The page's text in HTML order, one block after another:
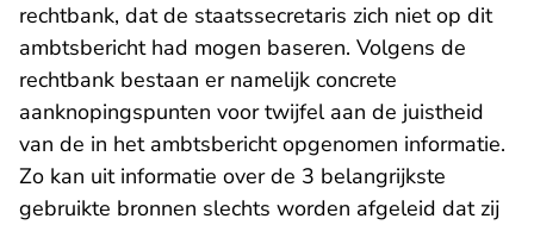
rechtbank, dat de staatssecretaris zich niet op dit
ambtsbericht had mogen baseren. Volgens de
rechtbank bestaan er namelijk concrete
aanknopingspunten voor twijfel aan de juistheid
van de in het ambtsbericht opgenomen informatie.
Zo kan uit informatie over de 3 belangrijkste
gebruikte bronnen slechts worden afgeleid dat zij